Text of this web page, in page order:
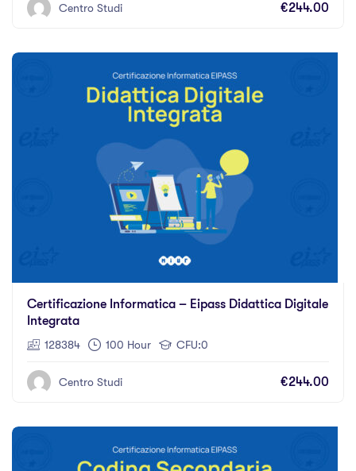
Centro Studi €244.00
Certificazione Informatica – Eipass Didattica Digitale
Integrata
128384 100 Hour CFU:0
Centro Studi €244.00